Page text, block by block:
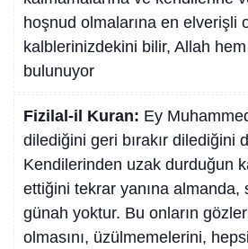
hoşnud olmalarına en elverişli
kalblerinizdekini bilir, Allah
bulunuyor
Fizilal-il Kuran: Ey
dilediğini geri bırakır dilediğini
Kendilerinden uzak durduğun
ettiğini tekrar yanına almanda,
günah yoktur. Bu onların
olmasını, üzülmemelerini,